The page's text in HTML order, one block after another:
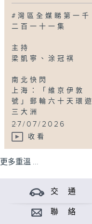
#灣區全媒睇第一千
二百一十一集
主持
梁凱寧、涂冠祺
南北快閃
上海：「維京伊敦
號」郵輪六十天環遊
三大洲
...
27/07/2026
收看
更多重溫 ...
交 通
聯 絡